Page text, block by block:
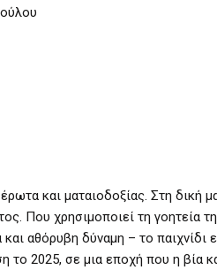
και ματαιοδοξίας. Στη δική
Που χρησιμοποιεί τη γοητεία
αθόρυβη δύναμη – το παιχνίδι
το 2025, σε μια εποχή που η βία